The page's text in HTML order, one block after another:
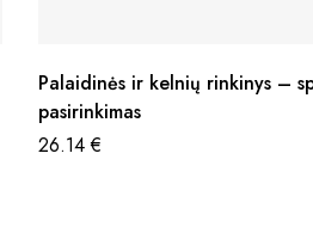
Palaidinės ir kelnių rinkinys –
pasirinkimas
26.14€